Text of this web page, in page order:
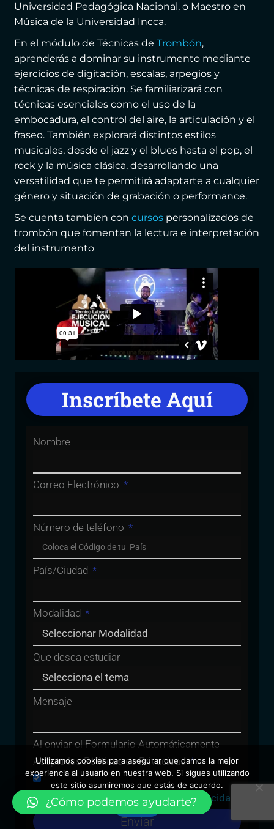
Universidad Pedagógica Nacional, o Maestro en
Música de la Universidad Incca.
En el módulo de Técnicas de Trombón,
aprenderás a dominar su instrumento mediante
ejercicios de digitación, escalas, arpegios y
técnicas de respiración. Se familiarizará con
técnicas esenciales como el uso de la
embocadura, el control del aire, la articulación y el
fraseo. También explorará distintos estilos
musicales, desde el jazz y el blues hasta el pop, el
rock y la música clásica, desarrollando una
versatilidad que te permitirá adaptarte a cualquier
género y situación de grabación o performance.
Se cuenta tambien con cursos personalizados de
trombón que fomentan la lectura e interpretación
del instrumento
Inscríbete Aquí
Nombre
Correo Electrónico
Número de teléfono
País/Ciudad
Modalidad
Que desea estudiar
Mensaje
Al enviar el Formulario Automáticamente
Acepto las Politicas de Privacidad
He leído y acepto laPolítica de Privacidad
Enviar
¿Cómo podemos ayudarte?
Utilizamos cookies para asegurar que damos la mejor
experiencia al usuario en nuestra web. Si sigues utilizando
este sitio asumiremos que estás de acuerdo.
Vale